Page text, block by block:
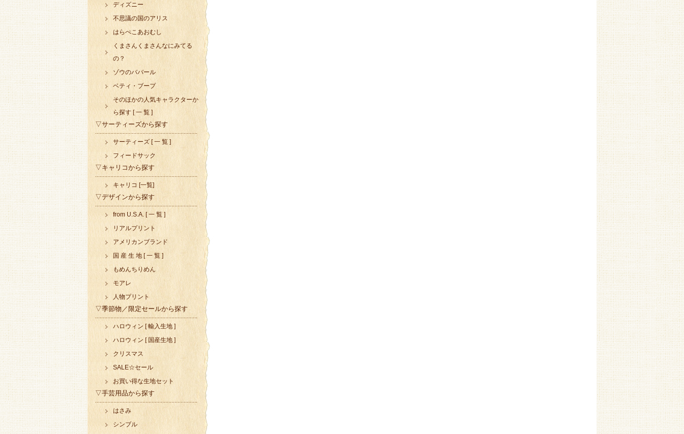
ディズニー
不思議の国のアリス
はらぺこあおむし
くまさんくまさんなにみてる
の？
ゾウのババール
ベティ・ブープ
そのほかの人気キャラクターか
ら探す [ 一 覧 ]
▽サーティーズから探す
サーティーズ [ 一 覧 ]
フィードサック
▽キャリコから探す
キャリコ [一覧]
▽デザインから探す
from U.S.A. [ 一 覧 ]
リアルプリント
アメリカンブランド
国 産 生 地 [ 一 覧 ]
もめんちりめん
モアレ
人物プリント
▽季節物／限定セールから探す
ハロウィン [ 輸入生地 ]
ハロウィン [ 国産生地 ]
クリスマス
SALE☆セール
お買い得な生地セット
▽手芸用品から探す
はさみ
シンブル